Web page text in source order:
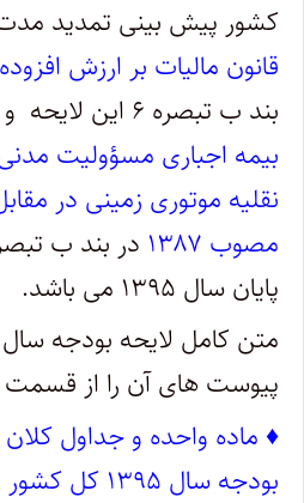
کشور پیش بینی تمدید
قانون مالیات بر ارزش افزوده
بند ب تبصره ۶ این لایحه و ق
بیمه اجباری مسؤولیت
نقلیه موتوری زمینی در
مصوب ۱۳۸۷
پایان سال ۱۳۹۵ می باشد.
پیوست های آن را از قسمت
♦ ماده واحده و جداول
بودجه سال ۱۳۹۵ کل کشور